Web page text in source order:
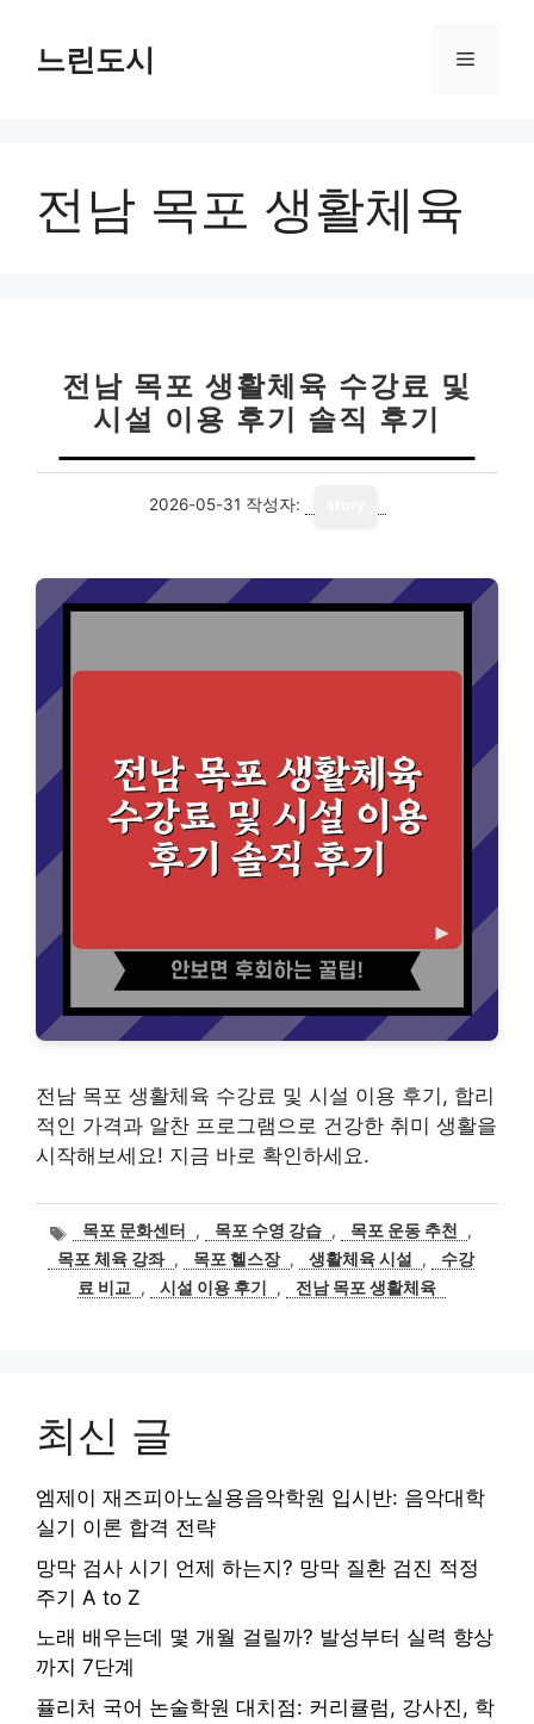
느린도시 메
전남 목포 생활체육
전남 목포 생활체육 수강료 및
시설 이용 후기 솔직 후기
2026-05-31 작성자:
전남 목포 생활체육 수강료 및 시설 이용 후기, 합리
적인 가격과 알찬 프로그램으로 건강한 취미 생활을
시작해보세요! 지금 바로 확인하세요.
태
그
목포 문화센터 , 목포 수영 강습 , 목포 운동 추천
,
목포 체육 강좌 , 목포 헬스장 , 생활체육 시설 ,
수강
료 비교
, 시설 이용 후기 , 전남 목포 생활체육
최신 글
엠제이 재즈피아노실용음악학원 입시반: 음악대학
실기 이론 합격 전략
망막 검사 시기 언제 하는지? 망막 질환 검진 적정
주기 A to Z
노래 배우는데 몇 개월 걸릴까? 발성부터 실력 향상
까지 7단계
퓰리처 국어 논술학원 대치점: 커리큘럼, 강사진, 학